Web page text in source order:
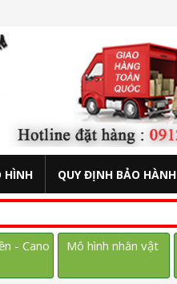
HÌNH QUY ĐỊNH BẢO HÀNH
- Cano Mô hình nhân vật